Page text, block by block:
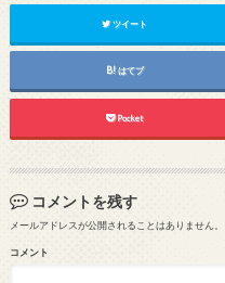
ツイート
はてブ
Pocket
コメントを残す
メールアドレスが公開されることはありません。
コメント